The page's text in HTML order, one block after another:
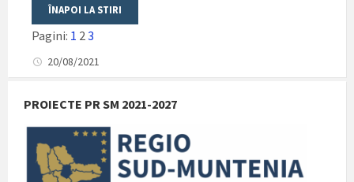
Pagini: 1 2 3
20/08/2021
PROIECTE PR SM 2021-2027